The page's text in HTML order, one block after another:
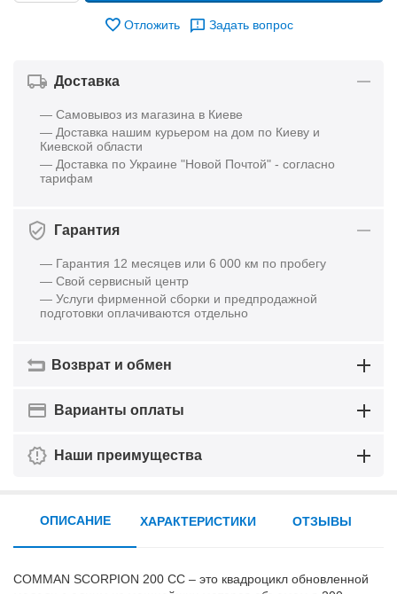
Отложить Задать вопрос
Доставка
— Самовывоз из магазина в Киеве
— Доставка нашим курьером на дом по Киеву и
Киевской области
— Доставка по Украине "Новой Почтой" - согласно
тарифам
Гарантия
— Гарантия 12 месяцев или 6 000 км по пробегу
— Свой сервисный центр
— Услуги фирменной сборки и предпродажной
подготовки оплачиваются отдельно
Возврат и обмен
Варианты оплаты
Наши преимущества
ОПИСАНИЕ
COMMAN SCORPION 200 CC – это квадроцикл обновленной
ХАРАКТЕРИСТИКИ ОТЗЫВЫ